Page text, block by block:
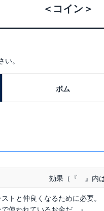
＜コイン＞
。
ボム
効果（『 』内は
トと仲良くなるために必要。
使われているお金だ。』